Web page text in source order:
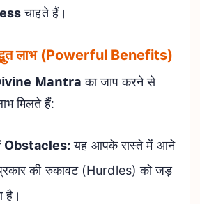
चाहते हैं।
लाभ (Powerful Benefits)
Mantra का जाप करने से
मिलते हैं:
Obstacles: यह आपके रास्ते में आने
प्रकार की रुकावट (Hurdles) को जड़
है।